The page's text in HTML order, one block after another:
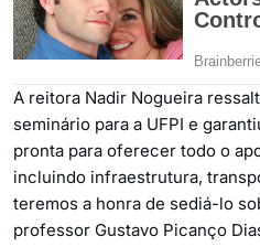
A reitora Nadir Nogueira
seminário para a UFPI e
pronta para oferecer todo o
incluindo infraestrutura,
teremos a honra de sediá-lo
professor Gustavo Picanço